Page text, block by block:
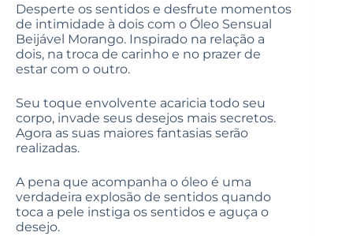
Desperte os sentidos e desfrute momentos
de intimidade à dois com o Óleo Sensual
Beijável Morango. Inspirado na relação a
dois, na troca de carinho e no prazer de
estar com o outro.
Seu toque envolvente acaricia todo seu
corpo, invade seus desejos mais secretos.
Agora as suas maiores fantasias serão
realizadas.
A pena que acompanha o óleo é uma
verdadeira explosão de sentidos quando
toca a pele instiga os sentidos e aguça o
desejo.